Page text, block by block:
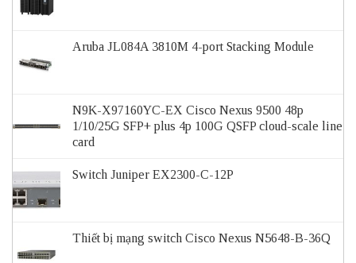
Aruba JL084A 3810M 4-port Stacking Module
N9K-X97160YC-EX Cisco Nexus 9500 48p
1/10/25G SFP+ plus 4p 100G QSFP cloud-scale line
card
Switch Juniper EX2300-C-12P
Thiết bị mạng switch Cisco Nexus N5648-B-36Q